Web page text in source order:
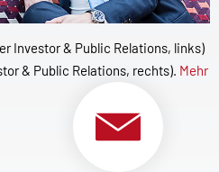
Investor & Public Relations, links)
& Public Relations, rechts). Mehr